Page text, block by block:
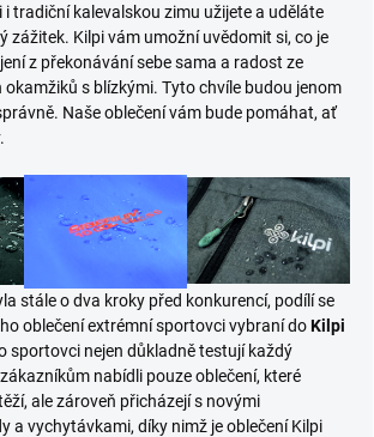
i tradiční kalevalskou zimu užijete a uděláte
zážitek. Kilpi vám umožní uvědomit si, co je
z překonávání sebe sama a radost ze
okamžiků s blízkými. Tyto chvíle budou jenom
Naše oblečení vám bude pomáhat, ať
stále o dva kroky před konkurencí, podílí se
oblečení extrémní sportovci vybraní doKilpi
sportovci nejen důkladně testují každý
nabídli pouze oblečení, které
ale zároveň přicházejí s novými
a vychytávkami, díky nimž je oblečení Kilpi